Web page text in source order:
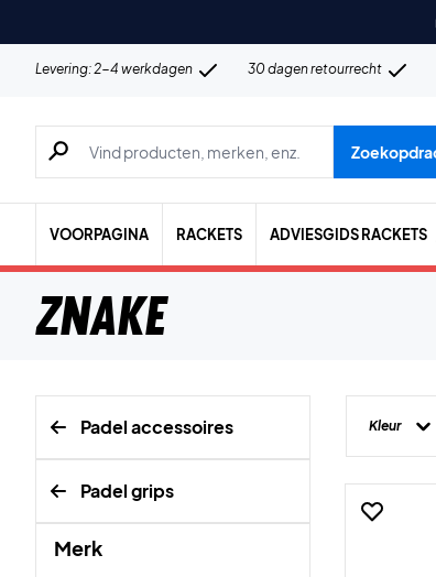
Levering: 2-4 werkdagen 30 dagen retourrecht
Zoeken naar producten, merken etc.
VOORPAGINA RACKETS ADVIESGIDS RACKETS
Znake
Padel accessoires
Padel grips
Merk
Kleur